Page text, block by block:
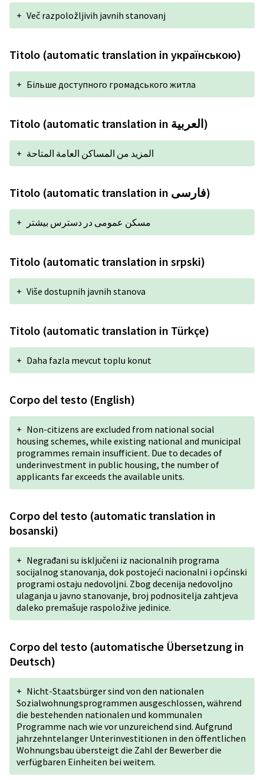
+ Več razpoložljivih javnih stanovanj
Titolo (automatic translation in українською)
+ Більше доступного громадського житла
Titolo (automatic translation in العربية)
+ المزيد من المساكن العامة المتاحة
Titolo (automatic translation in فارسی)
+ مسکن عمومی در دسترس بیشتر
Titolo (automatic translation in srpski)
+ Više dostupnih javnih stanova
Titolo (automatic translation in Türkçe)
+ Daha fazla mevcut toplu konut
Corpo del testo (English)
+ Non-citizens are excluded from national social
housing schemes, while existing national and municipal
programmes remain insufficient. Due to decades of
underinvestment in public housing, the number of
applicants far exceeds the available units.
Corpo del testo (automatic translation in
bosanski)
+ Negrađani su isključeni iz nacionalnih programa
socijalnog stanovanja, dok postojeći nacionalni i općinski
programi ostaju nedovoljni. Zbog decenija nedovoljno
ulaganja u javno stanovanje, broj podnositelja zahtjeva
daleko premašuje raspoložive jedinice.
Corpo del testo (automatische Übersetzung in
Deutsch)
+ Nicht-Staatsbürger sind von den nationalen
Sozialwohnungsprogrammen ausgeschlossen, während
die bestehenden nationalen und kommunalen
Programme nach wie vor unzureichend sind. Aufgrund
jahrzehntelanger Unterinvestitionen in den öffentlichen
Wohnungsbau übersteigt die Zahl der Bewerber die
verfügbaren Einheiten bei weitem.